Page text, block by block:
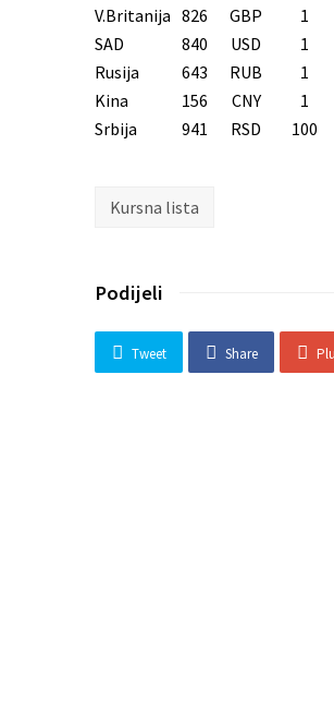
V.Britanija 826 GBP 1
SAD
840 USD 1
Rusija
643 RUB 1
Kina
156 CNY 1
Srbija
941 RSD 100
Kursna lista
Podijeli
Tweet Share